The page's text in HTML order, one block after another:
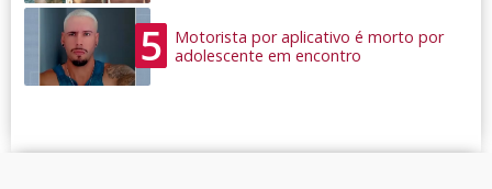
5
Motorista por aplicativo é morto por
adolescente em encontro